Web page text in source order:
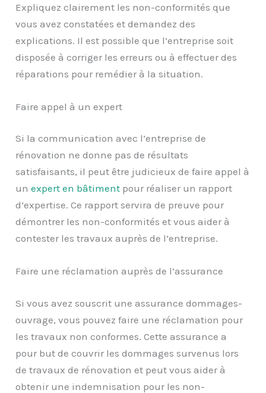
Expliquez clairement les non-conformités que
vous avez constatées et demandez des
explications. Il est possible que l’entreprise soit
disposée à corriger les erreurs ou à effectuer des
réparations pour remédier à la situation.
Faire appel à un expert
Si la communication avec l’entreprise de
rénovation ne donne pas de résultats
satisfaisants, il peut être judicieux de faire appel à
unexpert en bâtiment pour réaliser un rapport
d’expertise. Ce rapport servira de preuve pour
démontrer les non-conformités et vous aider à
contester les travaux auprès de l’entreprise.
Faire une réclamation auprès de l’assurance
Si vous avez souscrit une assurance dommages-
ouvrage, vous pouvez faire une réclamation pour
les travaux non conformes. Cette assurance a
pour but de couvrir les dommages survenus lors
de travaux de rénovation et peut vous aider à
obtenir une indemnisation pour les non-